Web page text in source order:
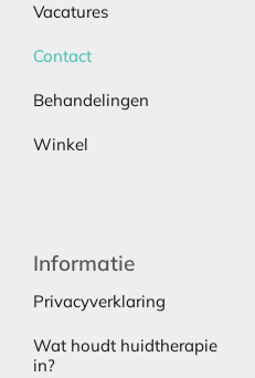
Vacatures
Contact
Behandelingen
Winkel
Informatie
Privacyverklaring
Wat houdt huidtherapie
in?